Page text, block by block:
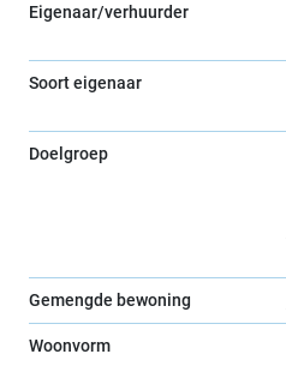
Eigenaar/verhuurder
Soort eigenaar
Doelgroep
Gemengde bewoning
Woonvorm